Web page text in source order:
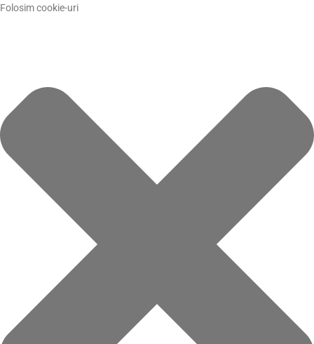
Folosim cookie-uri